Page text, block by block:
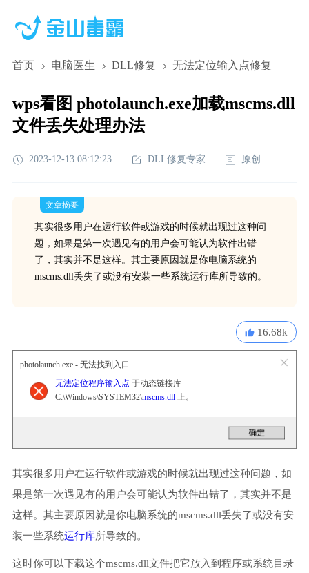
首页 电脑医生 DLL修复 无法定位输入点修复
wps看图 photolaunch.exe加载mscms.dll
文件丢失处理办法
2023-12-13 08:12:23 DLL修复专家 原创
文章摘要
其实很多用户在运行软件或游戏的时候就出现过这种问
题，如果是第一次遇见有的用户会可能认为软件出错
了，其实并不是这样。其主要原因就是你电脑系统的
mscms.dll丢失了或没有安装一些系统运行库所导致的。
16.68k
photolaunch.exe - 无法找到入口
无法定位程序输入点 于动态链接库
C:\Windows\SYSTEM32\mscms.dll上。
其实很多用户在运行软件或游戏的时候就出现过这种问题，如
果是第一次遇见有的用户会可能认为软件出错了，其实并不是
这样。其主要原因就是你电脑系统的mscms.dll丢失了或没有安
装一些系统运行库所导致的。
这时你可以下载这个mscms.dll文件把它放入到程序或系统目录